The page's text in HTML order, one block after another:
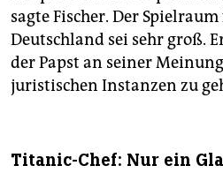
sagte Fischer. Der
Deutschland sei sehr groß.
der Papst an seiner
juristischen Instanzen zu
Titanic-Chef: Nur ein